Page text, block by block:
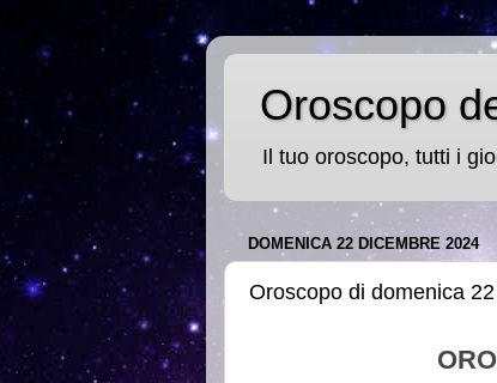
Oroscopo
Il tuo oroscopo, tutti i
DOMENICA 22 DICEMBRE 2024
Oroscopo di domenica